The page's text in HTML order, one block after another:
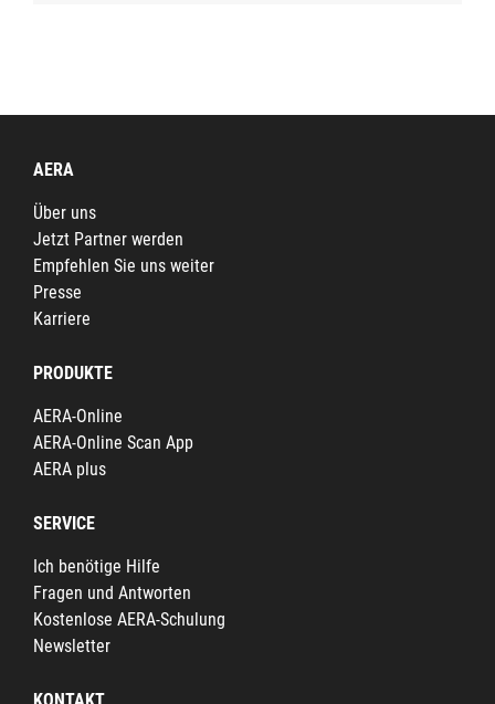
AERA
Über uns
Jetzt Partner werden
Empfehlen Sie uns weiter
Presse
Karriere
PRODUKTE
AERA-Online
AERA-Online Scan App
AERA plus
SERVICE
Ich benötige Hilfe
Fragen und Antworten
Kostenlose AERA-Schulung
Newsletter